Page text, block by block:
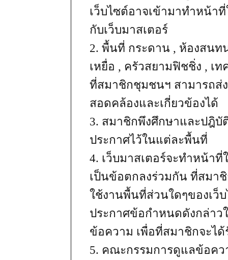
เว็บไซต์อาจเข้ามาทำหน้า
กับเว็บมาสเตอร์
2. พื้นที่ กระดาน , ห้องสนท
เหยื่อ , ครัวสยามฟิชชิ่ง , เ
ที่สมาชิกชุมชนฯ สามารถส่
สอดคล้องและเกี่ยวข้องได้
3. สมาชิกพึงศึกษาและปฎิบั
ประกาศไว้ในแต่ละพื้นที่
4. เว็บมาสเตอร์จะทำหน้า
เป็นข้อตกลงร่วมกัน ที่สมา
ใช้งานพื้นที่ส่วนใดๆของเว็บ
ประกาศข้อกำหนดดังกล่า
ข้อความ เพื่อที่สมาชิกจะไ
5. คณะกรรมการดูแลข้อค